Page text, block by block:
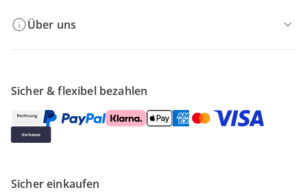
Über uns
Sicher & flexibel bezahlen
Sicher einkaufen